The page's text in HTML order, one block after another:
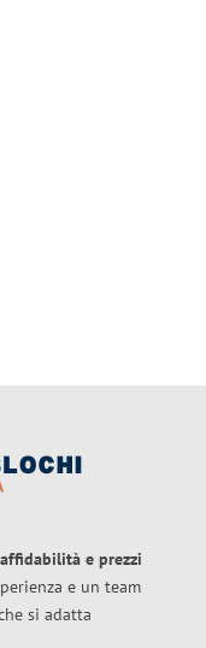
affidabilità e prezzi
e un team
si adatta